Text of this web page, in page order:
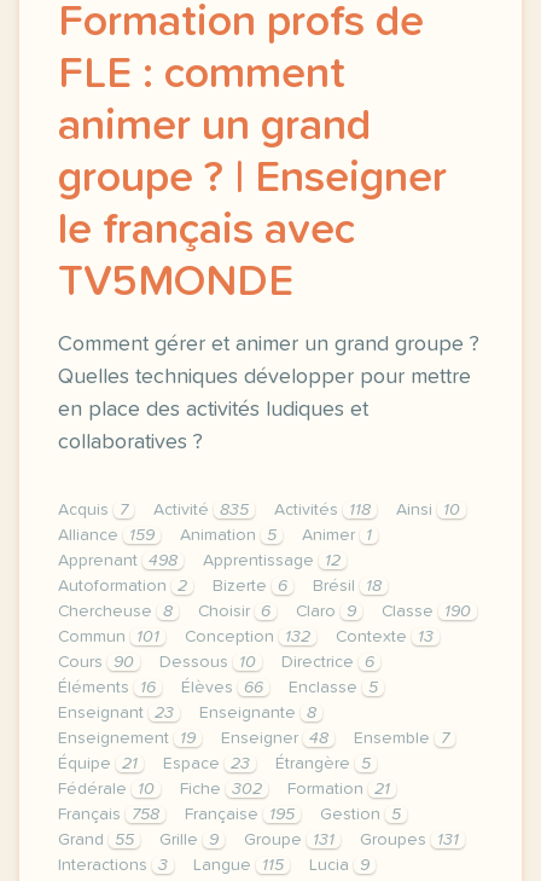
Formation profs de
FLE : comment
animer un grand
groupe ? | Enseigner
le français avec
TV5MONDE
Comment gérer et animer un grand groupe ?
Quelles techniques développer pour mettre
en place des activités ludiques et
collaboratives ?
Acquis 7 Activité 835 Activités 118 Ainsi
10
Alliance
159 Animation 5 Animer
1
Apprenant
498 Apprentissage
12
Autoformation
2 Bizerte 6 Brésil
18
Chercheuse
8 Choisir 6 Claro 9 Classe
190
Commun
101 Conception 132 Contexte
13
Cours
90 Dessous 10 Directrice
6
Éléments
16 Élèves 66 Enclasse
5
Enseignant
23 Enseignante
8
Enseignement
19 Enseigner 48 Ensemble
7
Équipe
21 Espace 23 Étrangère
5
Fédérale
10 Fiche 302 Formation
21
Français
758 Française 195 Gestion
5
Grand
55 Grille 9 Groupe 131 Groupes
131
Interactions
3 Langue 115 Lucia
9